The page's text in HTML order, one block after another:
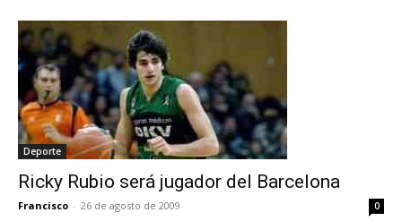
Deporte
Ricky Rubio será jugador del Barcelona
Francisco - 26 de agosto de 2009 0